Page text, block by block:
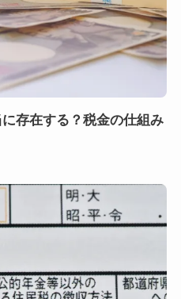
存在する？税金の仕組み